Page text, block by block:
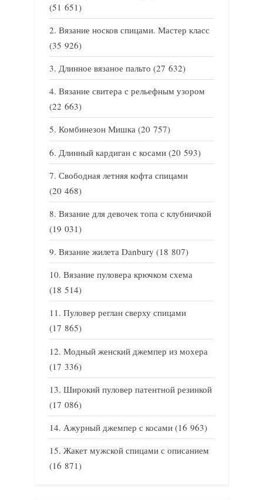
(51 651)
Вязание носков спицами. Мастер класс
(35 926)
Длинное вязаное пальто (27 632)
Вязание свитера с рельефным узором
(22 663)
Комбинезон Мишка (20 757)
Длинный кардиган с косами (20 593)
Свободная летняя кофта спицами
(20 468)
Вязание для девочек топа с клубничкой
(19 031)
Вязание жилета Danbury (18 807)
Вязание пуловера крючком схема
(18 514)
Пуловер реглан сверху спицами
(17 865)
Модный женский джемпер из мохера
(17 336)
Широкий пуловер патентной резинкой
(17 086)
Ажурный джемпер с косами (16 963)
Жакет мужской спицами с описанием
(16 871)